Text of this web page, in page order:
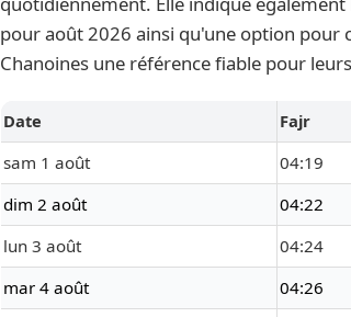
pour août 2026 ainsi qu'une option pour
Chanoines une référence fiable pour
Date Fajr
sam 1 août
04:19
dim 2 août
04:22
lun 3 août
04:24
mar 4 août
04:26